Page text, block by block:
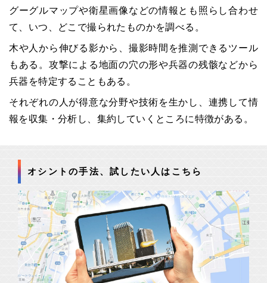
グーグルマップや衛星画像などの情報とも照らし合わせ
て、いつ、どこで撮られたものかを調べる。
木や人から伸びる影から、撮影時間を推測できるツール
もある。攻撃による地面の穴の形や兵器の残骸などから
兵器を特定することもある。
それぞれの人が得意な分野や技術を生かし、連携して情
報を収集・分析し、集約していくところに特徴がある。
オシントの手法、試したい人はこちら